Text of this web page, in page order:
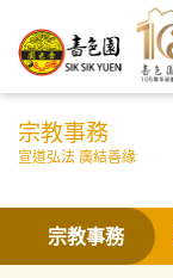
宗教事務
宣道弘法 廣結善緣
宗教事務